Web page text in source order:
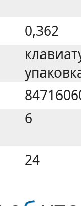
0,362
6
24